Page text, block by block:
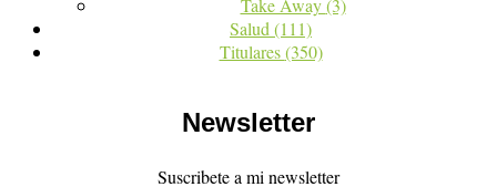
Salud (111)
Titulares(350)
Newsletter
Suscribete a mi newsletter